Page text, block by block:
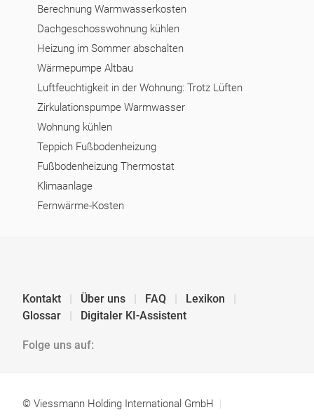
Berechnung Warmwasserkosten
Dachgeschosswohnung kühlen
Heizung im Sommer abschalten
Wärmepumpe Altbau
Luftfeuchtigkeit in der Wohnung: Trotz Lüften
Zirkulationspumpe Warmwasser
Wohnung kühlen
Teppich Fußbodenheizung
Fußbodenheizung Thermostat
Klimaanlage
Fernwärme-Kosten
Kontakt Über uns FAQ
Lexikon
Glossar
Digitaler KI-Assistent
Folge uns auf:
© Viessmann Holding International GmbH